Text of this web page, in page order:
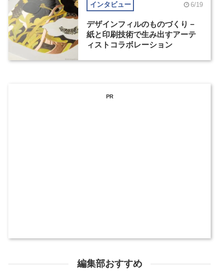
インタビュー 6/19
デザインフィルのものづくり－
紙と印刷技術で生み出すアーテ
ィストコラボレーション
PR
編集部おすすめ